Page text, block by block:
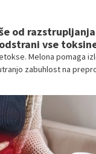
od razstrupljanja
vse
Melona pomaga
zabuhlost na